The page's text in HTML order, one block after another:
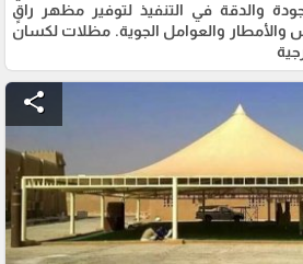
والدقة في التنفيذ لتوفير مظهر راقٍ
والعوامل الجوية. مظلات لكسان
share